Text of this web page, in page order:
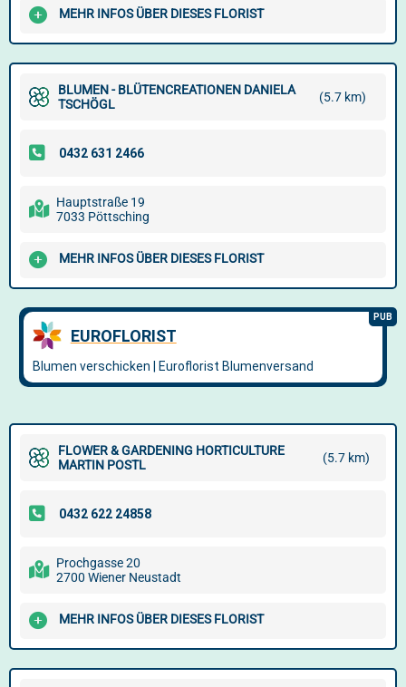
MEHR INFOS ÜBER DIESES FLORIST
BLUMEN - BLÜTENCREATIONEN DANIELA
TSCHÖGL
(5.7 km)
Hauptstraße 19
7033 Pöttsching
MEHR INFOS ÜBER DIESES FLORIST
FLOWER & GARDENING HORTICULTURE
MARTIN POSTL
(5.7 km)
Prochgasse 20
2700 Wiener Neustadt
MEHR INFOS ÜBER DIESES FLORIST